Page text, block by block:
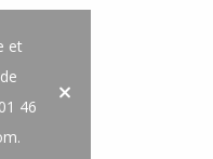
et
46